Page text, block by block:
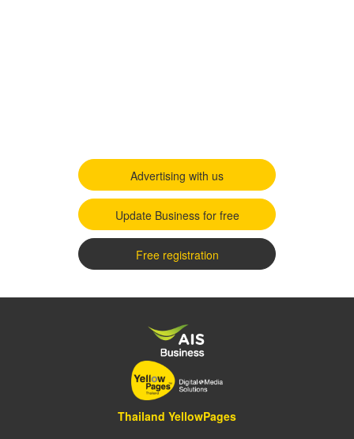
Advertising with us
Update Business for free
Free registration
Thailand YellowPages